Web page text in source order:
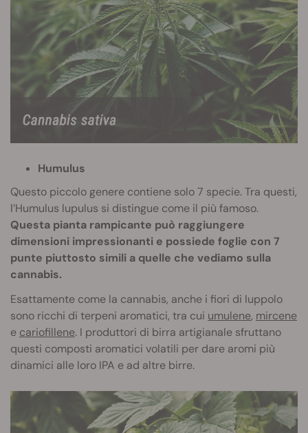
Humulus
Questo piccolo genere contiene solo 7 specie. Tra questi,
l’Humulus lupulus si distingue come il più famoso.
Questa pianta rampicante può raggiungere
dimensioni impressionanti e possiede foglie con 7
punte piuttosto simili a quelle che vediamo sulla
cannabis.
Esattamente come la cannabis, anche i fiori di luppolo
sono ricchi di terpeni aromatici, tra cui umulene, mircene
e cariofillene. I produttori di birra artigianale sfruttano
questi composti aromatici volatili per dare aromi più
dinamici alle loro IPA e ad altre birre.